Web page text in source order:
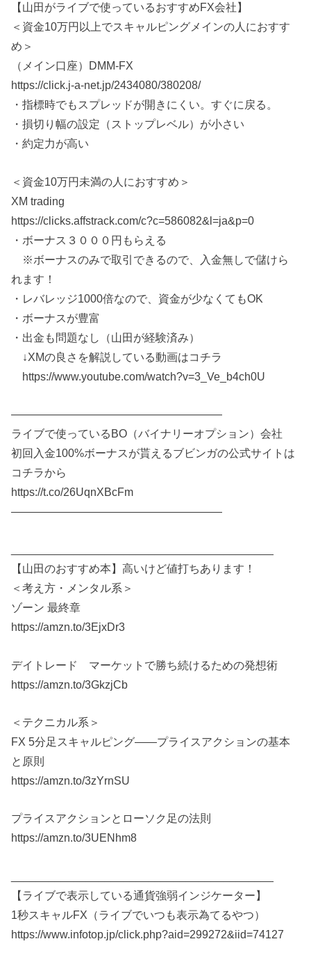
【山田がライブで使っているおすすめFX会社】
＜資金10万円以上でスキャルピングメインの人におすす
め＞
（メイン口座）DMM-FX
https://click.j-a-net.jp/2434080/380208/
・指標時でもスプレッドが開きにくい。すぐに戻る。
・損切り幅の設定（ストップレベル）が小さい
・約定力が高い
＜資金10万円未満の人におすすめ＞
XM trading
https://clicks.affstrack.com/c?c=586082&l=ja&p=0
・ボーナス３０００円もらえる
※ボーナスのみで取引できるので、入金無しで儲けら
れます！
・レバレッジ1000倍なので、資金が少なくてもOK
・ボーナスが豊富
・出金も問題なし（山田が経験済み）
↓XMの良さを解説している動画はコチラ
https://www.youtube.com/watch?v=3_Ve_b4ch0U
———————————————————
ライブで使っているBO（バイナリーオプション）会社
初回入金100%ボーナスが貰えるブビンガの公式サイトは
コチラから
https://t.co/26UqnXBcFm
———————————————————
【山田のおすすめ本】高いけど値打ちあります！
＜考え方・メンタル系＞
ゾーン 最終章
https://amzn.to/3EjxDr3
デイトレード マーケットで勝ち続けるための発想術
https://amzn.to/3GkzjCb
＜テクニカル系＞
FX 5分足スキャルピング――プライスアクションの基本
と原則
https://amzn.to/3zYrnSU
プライスアクションとローソク足の法則
https://amzn.to/3UENhm8
【ライブで表示している通貨強弱インジケーター】
1秒スキャルFX（ライブでいつも表示為てるやつ）
https://www.infotop.jp/click.php?aid=299272&iid=74127